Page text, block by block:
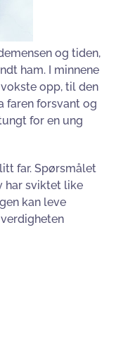
og tiden,
ham. I minnene
opp, til den
faren forsvant og
for en ung
far. Spørsmålet
har sviktet like
kan leve